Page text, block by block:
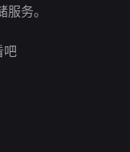
务。